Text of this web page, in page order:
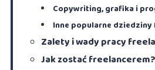
Copywriting, grafika i
Inne popularne
Zalety i wady pracy
Jak zostać freelancerem?